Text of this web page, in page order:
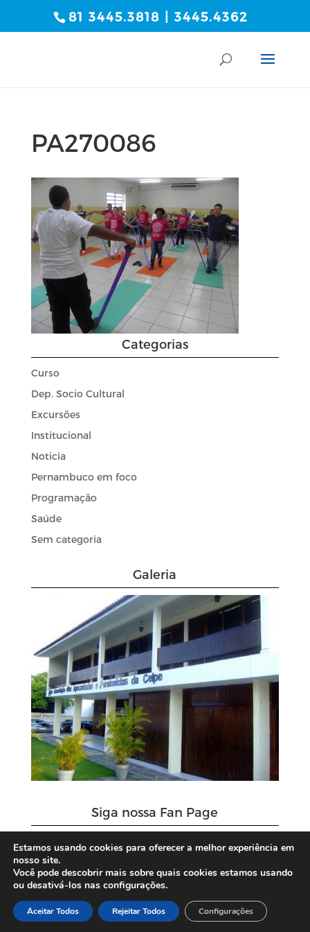
81 3445.3818 | 3445.4362
PA270086
Categorias
Curso
Dep. Socio Cultural
Excursões
Institucional
Noticia
Pernambuco em foco
Programação
Saúde
Sem categoria
Galeria
Siga nossa Fan Page
Estamos usando cookies para oferecer a melhor experiência em
nosso site.
Você pode descobrir mais sobre quais cookies estamos usando
ou desativá-los nas configurações.
Aceitar Todos Rejeitar Todos Configurações